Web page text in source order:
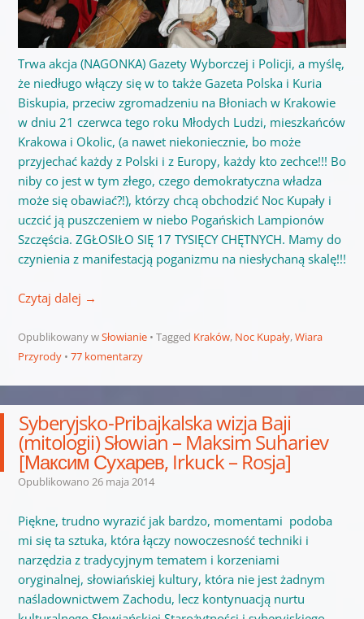
Trwa akcja (NAGONKA) Gazety Wyborczej i Policji, a myślę,
że niedługo włączy się w to także Gazeta Polska i Kuria
Biskupia, przeciw zgromadzeniu na Błoniach w Krakowie
w dniu 21 czerwca tego roku Młodych Ludzi, mieszkańców
Krakowa i Okolic, (a nawet niekoniecznie, bo może
przyjechać każdy z Polski i z Europy, każdy kto zechce!!! Bo
niby co jest w tym złego, czego demokratyczna władza
może się obawiać?!), którzy chcą obchodzić Noc Kupały i
uczcić ją puszczeniem w niebo Pogańskich Lampionów
Szczęścia. ZGŁOSIŁO SIĘ 17 TYSIĘCY CHĘTNYCH. Mamy do
czynienia z manifestacją poganizmu na niesłychaną skalę!!!
Czytaj dalej →
Opublikowany wSłowianie Tagged Kraków, Noc Kupały,Wiara
Przyrody
77 komentarzy
Syberyjsko-Pribajkalska wizja Baji
(mitologii) Słowian – Maksim Suhariev
[Максим Сухарев, Irkuck – Rosja]
Opublikowano 26 maja 2014
Piękne, trudno wyrazić jak bardzo, momentami podoba
mi się ta sztuka, która łączy nowoczesność techniki i
narzędzia z tradycyjnym tematem i korzeniami
oryginalnej, słowiańskiej kultury, która nie jest żadnym
naśladownictwem Zachodu, lecz kontynuacją nurtu